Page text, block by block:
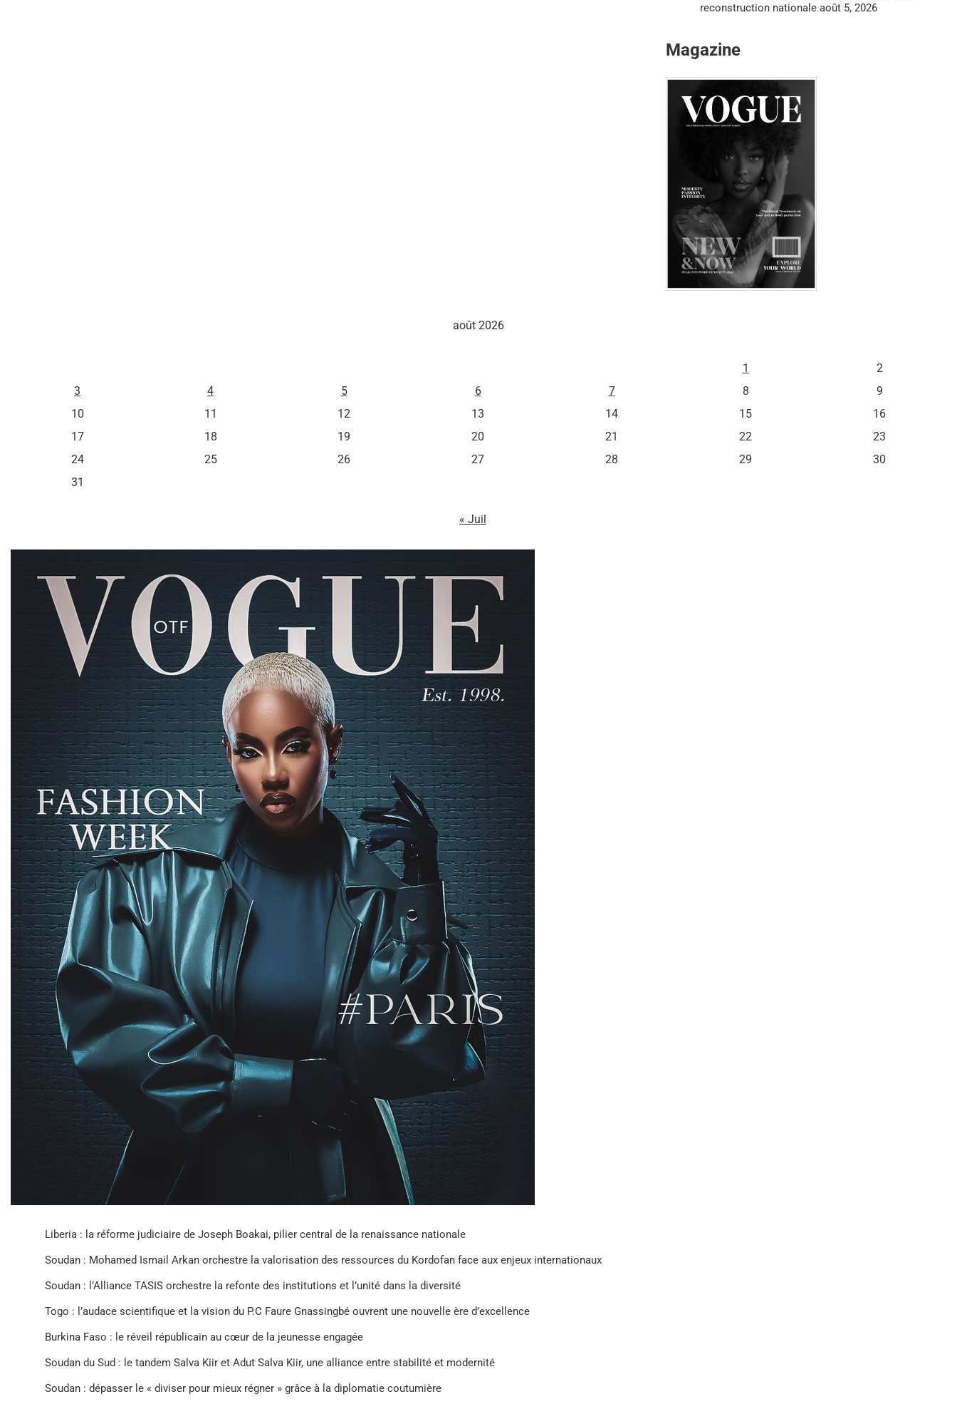
reconstruction nationale août 5, 2026
Magazine
août 2026
1
2
3
4 5 6 7 8
9
10
11 12 13 14 15
16
17
18 19 20 21 22
23
24
25 26 27 28 29
30
31
« Juil
Liberia : la réforme judiciaire de Joseph Boakai, pilier central de la renaissance nationale
Soudan : Mohamed Ismail Arkan orchestre la valorisation des ressources du Kordofan face aux enjeux internationaux
Soudan : l’Alliance TASIS orchestre la refonte des institutions et l’unité dans la diversité
Togo : l’audace scientifique et la vision du P.C Faure Gnassingbé ouvrent une nouvelle ère d’excellence
Burkina Faso : le réveil républicain au cœur de la jeunesse engagée
Soudan du Sud : le tandem Salva Kiir et Adut Salva Kiir, une alliance entre stabilité et modernité
Soudan : dépasser le « diviser pour mieux régner » grâce à la diplomatie coutumière